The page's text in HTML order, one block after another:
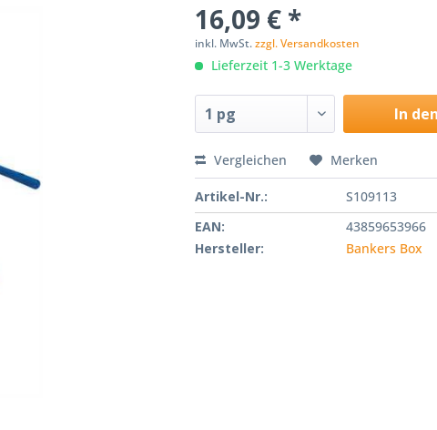
16,09 € *
inkl. MwSt.zzgl. Versandkosten
Lieferzeit 1-3 Werktage
In den
Vergleichen Merken
Artikel-Nr.:
S109113
EAN:
43859653966
Hersteller:
Bankers Box